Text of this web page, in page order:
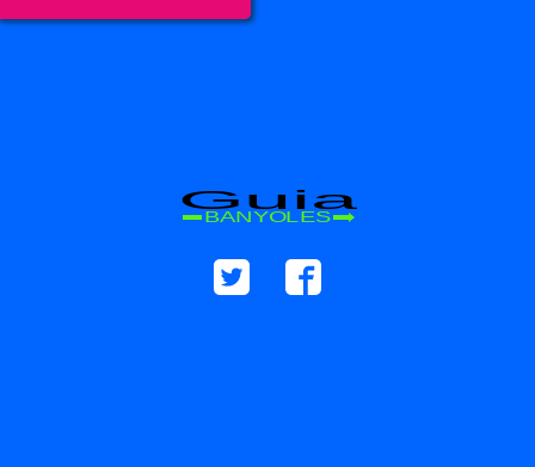
Guia
BANYOLES